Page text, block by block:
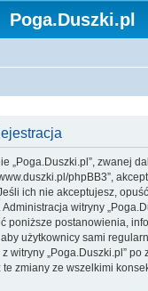
Poga.Duszki.pl
„Poga.Duszki.pl”, zwanej
phpBB3”,
ich nie akceptujesz,
Administracja witryny
poniższe postanowienia,
użytkownicy sami
witryny „Poga.Duszki.pl” po
zmiany ze wszelkimi